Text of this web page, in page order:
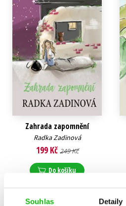
Souhlas Detaily
Zahrada zapomnění
Radka Zadinová
199 Kč 249 Kč
Do košíku